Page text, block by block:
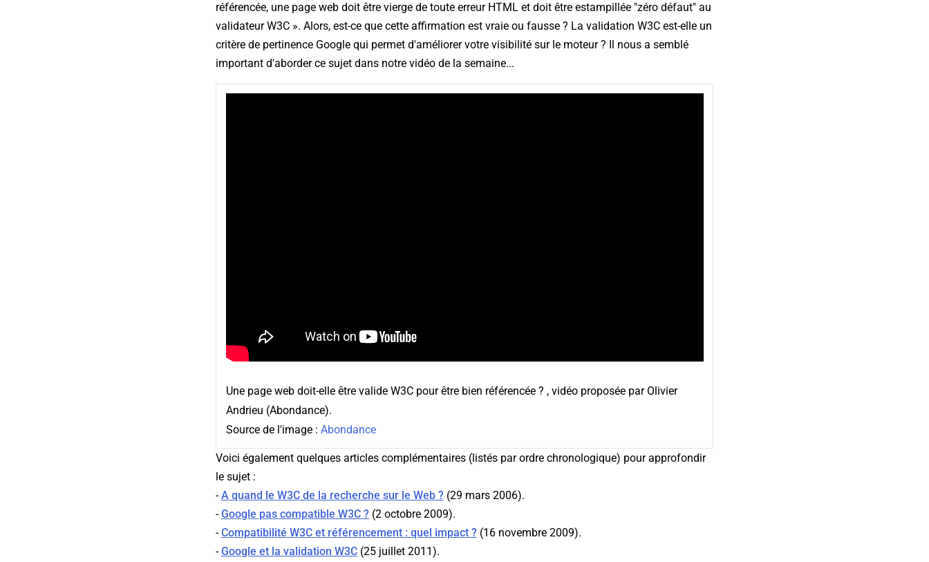
référencée, une page web doit être vierge de toute erreur HTML et doit être estampillée "zéro défaut" au
validateur W3C ». Alors, est-ce que cette affirmation est vraie ou fausse ? La validation W3C est-elle un
critère de pertinence Google qui permet d'améliorer votre visibilité sur le moteur ? Il nous a semblé
important d'aborder ce sujet dans notre vidéo de la semaine...
Une page web doit-elle être valide W3C pour être bien référencée ? , vidéo proposée par Olivier
Andrieu (Abondance).
Source de l'image : Abondance
Voici également quelques articles complémentaires (listés par ordre chronologique) pour approfondir
le sujet :
-A quand le W3C de la recherche sur le Web ? (29 mars 2006).
-Google pas compatible W3C ? (2 octobre 2009).
-Compatibilité W3C et référencement : quel impact ? (16 novembre 2009).
-Google et la validation W3C (25 juillet 2011).